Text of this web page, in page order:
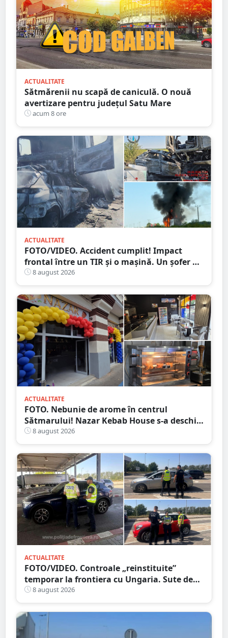
ACTUALITATE
Sătmărenii nu scapă de caniculă. O nouă
avertizare pentru județul Satu Mare
acum 8 ore
ACTUALITATE
FOTO/VIDEO. Accident cumplit! Impact
frontal între un TIR și o mașină. Un șofer a
murit carbonizat
8 august 2026
ACTUALITATE
FOTO. Nebunie de arome în centrul
Sătmarului! Nazar Kebab House s-a deschis
cu șaorma la 20 de lei, azi și mâine
8 august 2026
ACTUALITATE
FOTO/VIDEO. Controale „reinstituite”
temporar la frontiera cu Ungaria. Sute de
persoane și mașini, verificate în județul
Satu Mare
8 august 2026